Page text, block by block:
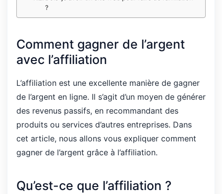
?
Comment gagner de l’argent
avec l’affiliation
L’affiliation est une excellente manière de gagner
de l’argent en ligne. Il s’agit d’un moyen de générer
des revenus passifs, en recommandant des
produits ou services d’autres entreprises. Dans
cet article, nous allons vous expliquer comment
gagner de l’argent grâce à l’affiliation.
Qu’est-ce que l’affiliation ?